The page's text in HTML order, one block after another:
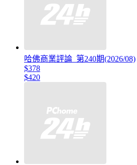
哈佛商業評論_第240期(2026/08)
$378
$420